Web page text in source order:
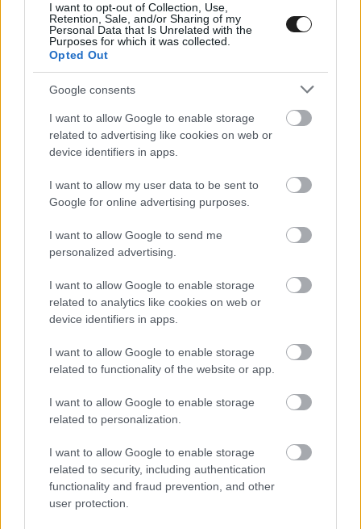
I want to opt-out of Collection, Use,
Retention, Sale, and/or Sharing of my
Personal Data that Is Unrelated with the
Purposes for which it was collected.
Opted Out
Google consents
I want to allow Google to enable storage
related to advertising like cookies on web or
device identifiers in apps.
I want to allow my user data to be sent to
Google for online advertising purposes.
I want to allow Google to send me
personalized advertising.
I want to allow Google to enable storage
related to analytics like cookies on web or
device identifiers in apps.
I want to allow Google to enable storage
related to functionality of the website or app.
I want to allow Google to enable storage
related to personalization.
I want to allow Google to enable storage
related to security, including authentication
functionality and fraud prevention, and other
user protection.
FORMA-1 / 2023. AUG. 27.
Vettel üzent Verstappennek a
győzelmi szériája kapcsán
Max Verstappen felfedte, hogy Sebastian Vettel is üzent neki,
miután sorra nyerte a futamokat az idei Forma-1-es
szezonban. A német pilóta szerint a regnáló holland bajnok
meg fogja dönteni a 2013-as évadban felállított rekordját. A
futamot megnyerte, és ezzel már egy 8 sikerből álló
sorozatnál [&hellip;]